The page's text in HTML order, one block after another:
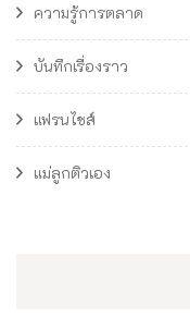
ความรู้การตลาด
บันทึกเรื่องราว
แฟรนไชส์
แม่ลูกติวเอง